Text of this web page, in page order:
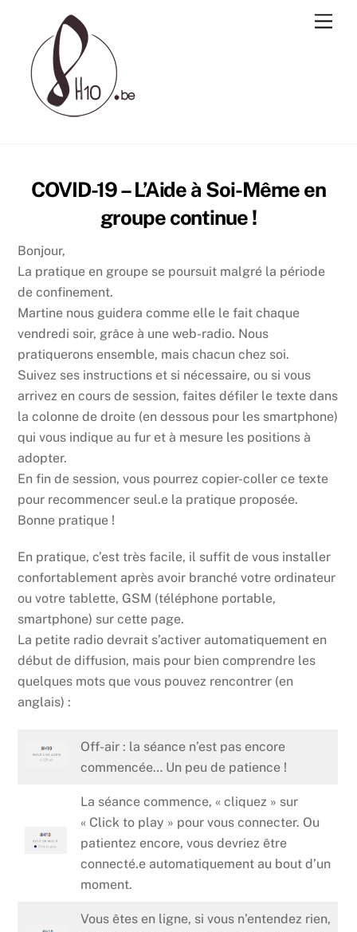
content
COVID-19 – L’Aide à Soi-Même en
groupe continue !
Bonjour,
La pratique en groupe se poursuit malgré la période
de confinement.
Martine nous guidera comme elle le fait chaque
vendredi soir, grâce à une web-radio. Nous
pratiquerons ensemble, mais chacun chez soi.
Suivez ses instructions et si nécessaire, ou si vous
arrivez en cours de session, faites défiler le texte dans
la colonne de droite (en dessous pour les smartphone)
qui vous indique au fur et à mesure les positions à
adopter.
En fin de session, vous pourrez copier-coller ce texte
pour recommencer seul.e la pratique proposée.
Bonne pratique !
En pratique, c’est très facile, il suffit de vous installer
confortablement après avoir branché votre ordinateur
ou votre tablette, GSM (téléphone portable,
smartphone) sur cette page.
La petite radio devrait s’activer automatiquement en
début de diffusion, mais pour bien comprendre les
quelques mots que vous pouvez rencontrer (en
anglais) :
Off-air : la séance n’est pas encore
commencée… Un peu de patience !
La séance commence, « cliquez » sur
« Click to play » pour vous connecter. Ou
patientez encore, vous devriez être
connecté.e automatiquement au bout d’un
moment.
Vous êtes en ligne, si vous n’entendez rien,